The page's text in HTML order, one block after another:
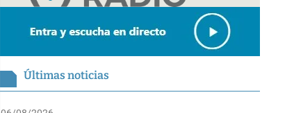
Últimas noticias